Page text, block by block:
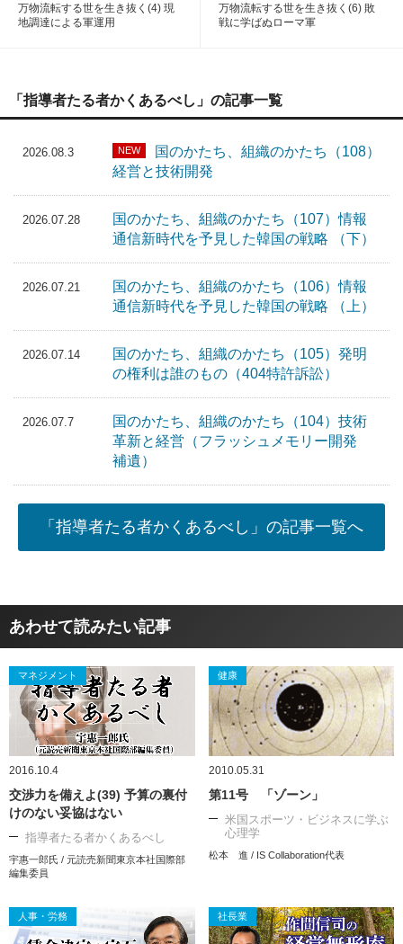
万物流転する世を生き抜く(4) 現
地調達による軍運用
万物流転する世を生き抜く(6) 敗
戦に学ばぬローマ軍
「指導者たる者かくあるべし」の記事一覧
2026.08.3 NEW
国のかたち、組織のかたち（108）
経営と技術開発
2026.07.28
国のかたち、組織のかたち（107）情報
通信新時代を予見した韓国の戦略 （下）
2026.07.21
国のかたち、組織のかたち（106）情報
通信新時代を予見した韓国の戦略 （上）
2026.07.14
国のかたち、組織のかたち（105）発明
の権利は誰のもの（404特許訴訟）
2026.07.7
国のかたち、組織のかたち（104）技術
革新と経営（フラッシュメモリー開発
補遺）
「指導者たる者かくあるべし」の記事一覧へ
あわせて読みたい記事
マネジメント
2016.10.4
交渉力を備えよ(39) 予算の裏付
けのない妥協はない
指導者たる者かくあるべし
宇惠一郎氏 / 元読売新聞東京本社国際部
編集委員
健康
2010.05.31
第11号 「ゾーン」
米国スポーツ・ビジネスに学ぶ
心理学
松本 進 / IS Collaboration代表
人事・労務 社長業